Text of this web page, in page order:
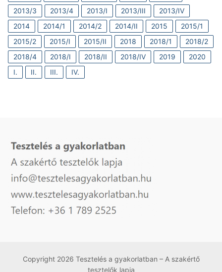
2013/3
2013/4 2013/I 2013/III
2013/IV
2014
2014/1 2014/2 2014/II 2015
2015/1
2015/2
2015/I 2015/II 2018 2018/1
2018/2
2018/4
2018/I 2018/II 2018/IV 2019
2020
I.
II. III. IV.
Copyright 2026 Tesztelés a gyakorlatban – A szakértő
tesztelők lapja